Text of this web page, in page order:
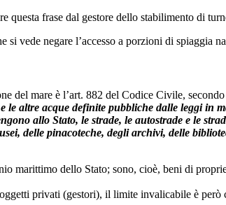
questa frase dal gestore dello stabilimento di
vede negare l’accesso a porzioni di spiaggia
del mare è l’art. 882 del Codice Civile,
altre acque definite pubbliche dalle leggi in
allo Stato, le strade, le autostrade e le
delle pinacoteche, degli archivi, delle
marittimo dello Stato; sono, cioè, beni di
privati (gestori), il limite invalicabile è